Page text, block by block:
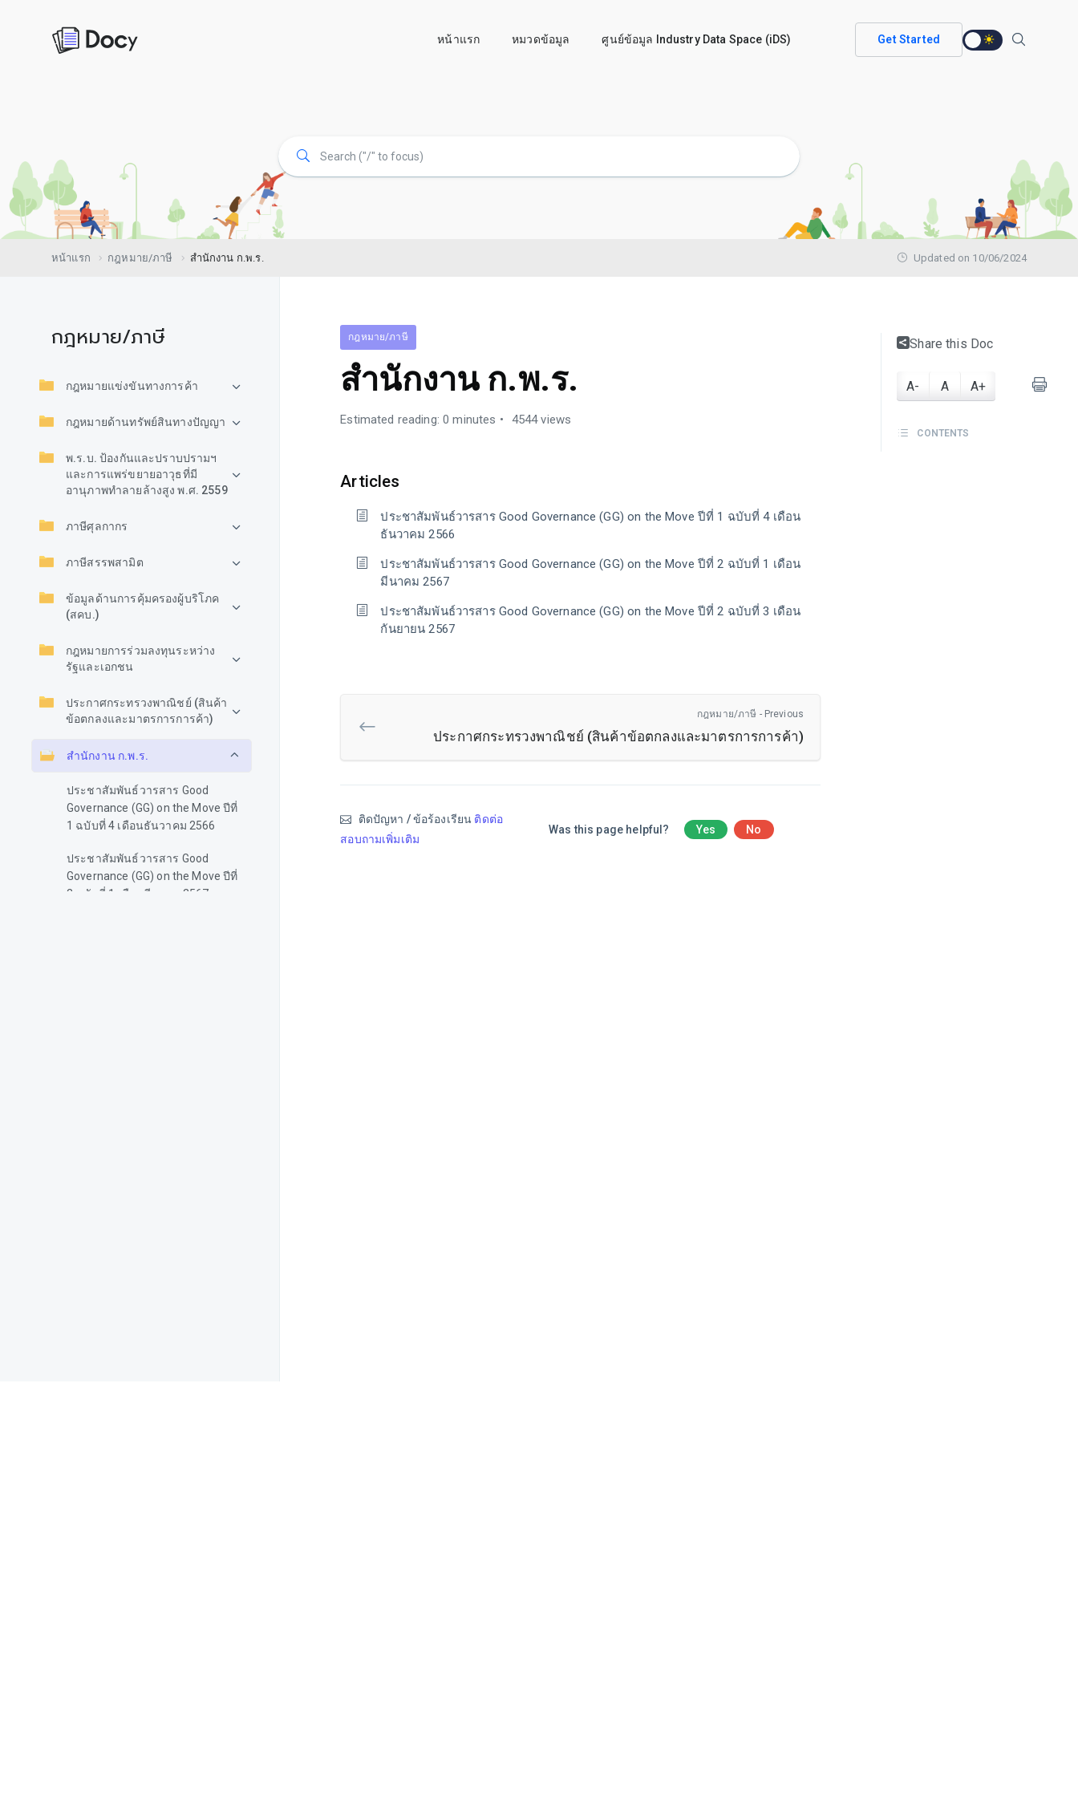
หน้าแรก หมวดข้อมูล ศูนย์ข้อมูล Industry Data Space (iDS) Get Started
หน้าแรก กฎหมาย/ภาษี สำนักงาน ก.พ.ร. Updated on 10/06/2024
กฎหมาย/ภาษี
กฎหมายแข่งขันทางการค้า
กฎหมายด้านทรัพย์สินทางปัญญา
พ.ร.บ. ป้องกันและปราบปรามฯ
และการแพร่ขยายอาวุธที่มี
อานุภาพทำลายล้างสูง พ.ศ. 2559
ภาษีศุลกากร
ภาษีสรรพสามิต
ข้อมูลด้านการคุ้มครองผู้บริโภค
(สคบ.)
กฎหมายการร่วมลงทุนระหว่าง
รัฐและเอกชน
ประกาศกระทรวงพาณิชย์ (สินค้า
ข้อตกลงและมาตรการการค้า)
สำนักงาน ก.พ.ร.
ประชาสัมพันธ์วารสาร Good
Governance (GG) on the Move ปีที่
1 ฉบับที่ 4 เดือนธันวาคม 2566
ประชาสัมพันธ์วารสาร Good
Governance (GG) on the Move ปีที่
2 ฉบับที่ 1 เดือนมีนาคม 2567
กฎหมาย/ภาษี
สำนักงาน ก.พ.ร.
Estimated reading: 0 minutes 4544 views
Articles
ประชาสัมพันธ์วารสาร Good Governance (GG) on the Move ปีที่ 1 ฉบับที่ 4 เดือน
ธันวาคม 2566
ประชาสัมพันธ์วารสาร Good Governance (GG) on the Move ปีที่ 2 ฉบับที่ 1 เดือน
มีนาคม 2567
ประชาสัมพันธ์วารสาร Good Governance (GG) on the Move ปีที่ 2 ฉบับที่ 3 เดือน
กันยายน 2567
กฎหมาย/ภาษี - Previous
ประกาศกระทรวงพาณิชย์ (สินค้าข้อตกลงและมาตรการการค้า)
ติดปัญหา / ข้อร้องเรียน ติดต่อ
สอบถามเพิ่มเติม
Was this page helpful? Yes No
Share this Doc
A- A A+
CONTENTS